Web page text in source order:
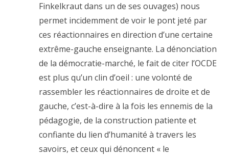
Finkelkraut dans un de ses ouvages) nous
permet incidemment de voir le pont jeté par
ces réactionnaires en direction d’une certaine
extrême-gauche enseignante. La dénonciation
de la démocratie-marché, le fait de citer l’OCDE
est plus qu’un clin d’oeil : une volonté de
rassembler les réactionnaires de droite et de
gauche, c’est-à-dire à la fois les ennemis de la
pédagogie, de la construction patiente et
confiante du lien d’humanité à travers les
savoirs, et ceux qui dénoncent « le